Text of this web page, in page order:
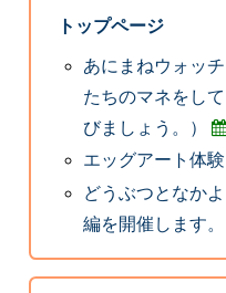
トップページ
あにまねウォッ
たちのマネをし
びましょう。）
エッグアート体
どうぶつとなか
編を開催します。